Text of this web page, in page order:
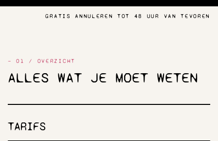
GRATIS ANNULEREN TOT 48 UUR VAN TEVOREN
— 01 / OVERZICHT
ALLES WAT JE MOET WETEN
TARIFS